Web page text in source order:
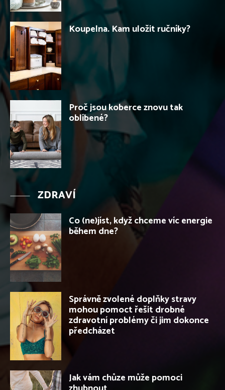
Koupelna. Kam uložit ručníky?
Proč jsou koberce znovu tak
oblíbené?
ZDRAVÍ
Co (ne)jíst, když chceme víc energie
během dne?
Správně zvolené doplňky stravy
mohou pomoct řešit drobné
zdravotní problémy či jim dokonce
předcházet
Jak vám chůze může pomoci